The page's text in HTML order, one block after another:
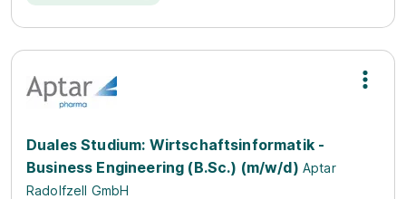
Duales Studium: Wirtschaftsinformatik -
Business Engineering (B.Sc.) (m/w/d) Aptar
Radolfzell GmbH